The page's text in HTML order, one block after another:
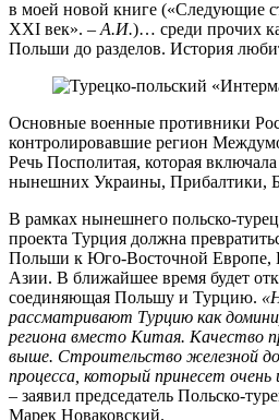
в моей новой книге («Следующие
XXI век». – А.И.)… среди прочих
Польши до разделов. История
Основные военные противники
контролировавшие регион
Речь Посполитая, которая
нынешних Украины, Прибалтики,
В рамках нынешнего польско-
проекта Турция должна
Польши к Юго-Восточной Европе,
Азии. В ближайшее время будет
соединяющая Польшу и Турцию.
рассматривают Турцию как
региона вместо Китая. Качество
выше. Строительство железной
процесса, который принесет
– заявил председатель Польско-
Марек Новаковский.